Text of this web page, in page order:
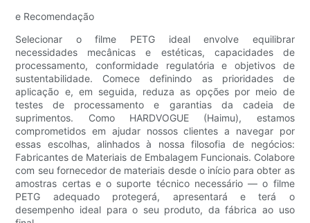
e Recomendação
Selecionar o filme PETG ideal envolve equilibrar
necessidades mecânicas e estéticas, capacidades de
processamento, conformidade regulatória e objetivos de
sustentabilidade. Comece definindo as prioridades de
aplicação e, em seguida, reduza as opções por meio de
testes de processamento e garantias da cadeia de
suprimentos. Como HARDVOGUE (Haimu), estamos
comprometidos em ajudar nossos clientes a navegar por
essas escolhas, alinhados à nossa filosofia de negócios:
Fabricantes de Materiais de Embalagem Funcionais. Colabore
com seu fornecedor de materiais desde o início para obter as
amostras certas e o suporte técnico necessário — o filme
PETG adequado protegerá, apresentará e terá o
desempenho ideal para o seu produto, da fábrica ao uso